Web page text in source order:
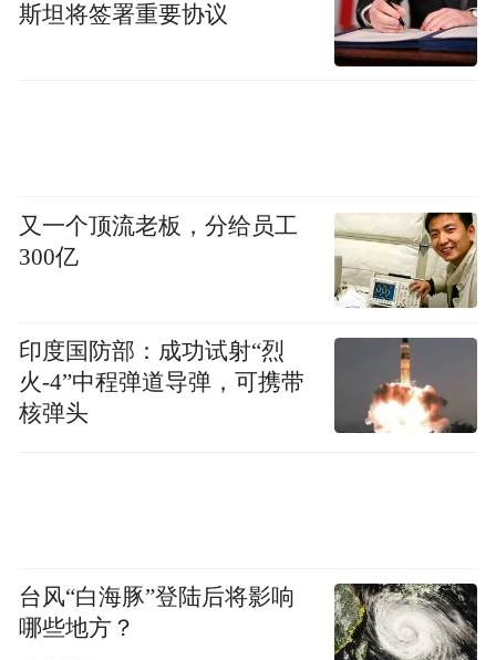
斯坦将签署重要协议
又一个顶流老板，分给员工
300亿
印度国防部：成功试射“烈
火-4”中程弹道导弹，可携带
核弹头
台风“白海豚”登陆后将影响
哪些地方？